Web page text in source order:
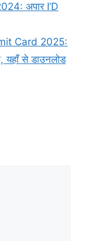
अपार I’D
Card 2025:
यहाँ से डाउनलोड